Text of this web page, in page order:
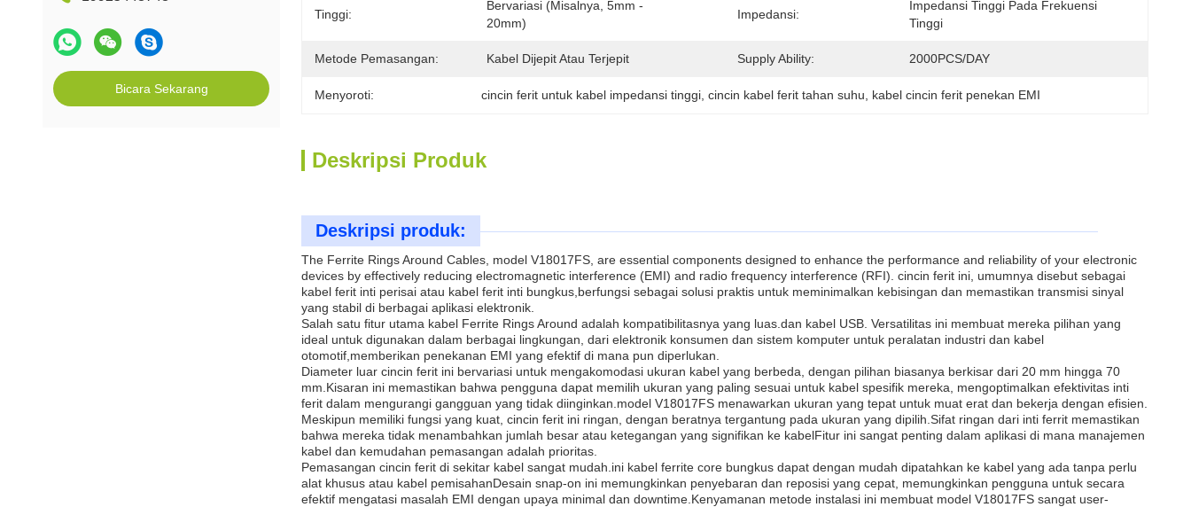
Bicara Sekarang
Tinggi:
Bervariasi (misalnya, 5mm -
20mm)
Impedansi:
Impedansi Tinggi Pada Frekuensi
Tinggi
Metode Pemasangan: Kabel Dijepit Atau Terjepit Supply Ability: 2000PCS/DAY
Menyoroti: cincin ferit untuk kabel impedansi tinggi , cincin kabel ferit tahan suhu kabel cincin ferit penekan EMI
Deskripsi Produk
Deskripsi produk:
The Ferrite Rings Around Cables, model V18017FS, are essential components designed to enhance the performance and reliability of your electronic
devices by effectively reducing electromagnetic interference (EMI) and radio frequency interference (RFI). cincin ferit ini, umumnya disebut sebagai
kabel ferit inti perisai atau kabel ferit inti bungkus,berfungsi sebagai solusi praktis untuk meminimalkan kebisingan dan memastikan transmisi sinyal
yang stabil di berbagai aplikasi elektronik.
Salah satu fitur utama kabel Ferrite Rings Around adalah kompatibilitasnya yang luas.dan kabel USB. Versatilitas ini membuat mereka pilihan yang
ideal untuk digunakan dalam berbagai lingkungan, dari elektronik konsumen dan sistem komputer untuk peralatan industri dan kabel
otomotif,memberikan penekanan EMI yang efektif di mana pun diperlukan.
Diameter luar cincin ferit ini bervariasi untuk mengakomodasi ukuran kabel yang berbeda, dengan pilihan biasanya berkisar dari 20 mm hingga 70
mm.Kisaran ini memastikan bahwa pengguna dapat memilih ukuran yang paling sesuai untuk kabel spesifik mereka, mengoptimalkan efektivitas inti
ferit dalam mengurangi gangguan yang tidak diinginkan.model V18017FS menawarkan ukuran yang tepat untuk muat erat dan bekerja dengan efisien.
Meskipun memiliki fungsi yang kuat, cincin ferit ini ringan, dengan beratnya tergantung pada ukuran yang dipilih.Sifat ringan dari inti ferrit memastikan
bahwa mereka tidak menambahkan jumlah besar atau ketegangan yang signifikan ke kabelFitur ini sangat penting dalam aplikasi di mana manajemen
kabel dan kemudahan pemasangan adalah prioritas.
Pemasangan cincin ferit di sekitar kabel sangat mudah.ini kabel ferrite core bungkus dapat dengan mudah dipatahkan ke kabel yang ada tanpa perlu
alat khusus atau kabel pemisahanDesain snap-on ini memungkinkan penyebaran dan reposisi yang cepat, memungkinkan pengguna untuk secara
efektif mengatasi masalah EMI dengan upaya minimal dan downtime.Kenyamanan metode instalasi ini membuat model V18017FS sangat user-